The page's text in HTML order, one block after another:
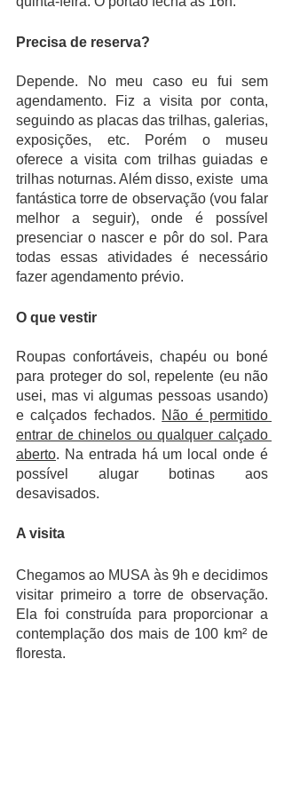
Precisa de reserva?
Depende. No meu caso eu fui sem
agendamento. Fiz a visita por conta,
seguindo as placas das trilhas, galerias,
exposições, etc. Porém o museu
oferece a visita com trilhas guiadas e
trilhas noturnas. Além disso, existe  uma
fantástica torre de observação (vou falar
melhor a seguir), onde é possível
presenciar o nascer e pôr do sol. Para
todas essas atividades é necessário
fazer agendamento prévio.
O que vestir
Roupas confortáveis, chapéu ou boné
para proteger do sol, repelente (eu não
usei, mas vi algumas pessoas usando)
e calçados fechados. Não é permitido
entrar de chinelos ou qualquer calçado
aberto. Na entrada há um local onde é
possível alugar botinas aos
desavisados.
A visita
Chegamos ao MUSA às 9h e decidimos
visitar primeiro a torre de observação.
Ela foi construída para proporcionar a
contemplação dos mais de 100 km² de
floresta.